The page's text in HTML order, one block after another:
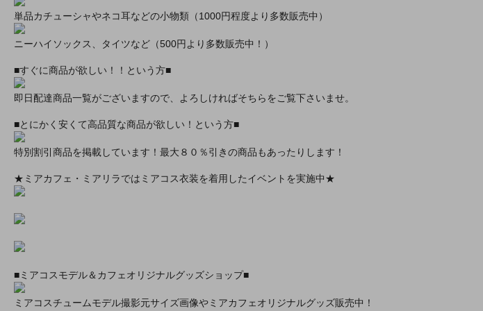
単品カチューシャやネコ耳などの小物類（1000円程度より多数販売中）
ニーハイソックス、タイツなど（500円より多数販売中！）
■すぐに商品が欲しい！！という方■
即日配達商品一覧がございますので、よろしければそちらをご覧下さいませ。
■とにかく安くて高品質な商品が欲しい！という方■
特別割引商品を掲載しています！最大８０％引きの商品もあったりします！
★ミアカフェ・ミアリラではミアコス衣装を着用したイベントを実施中★
■ミアコスモデル＆カフェオリジナルグッズショップ■
ミアコスチュームモデル撮影元サイズ画像やミアカフェオリジナルグッズ販売中！